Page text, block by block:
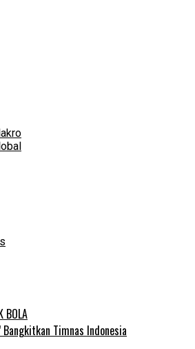
BOLA
Bangkitkan Timnas Indonesia